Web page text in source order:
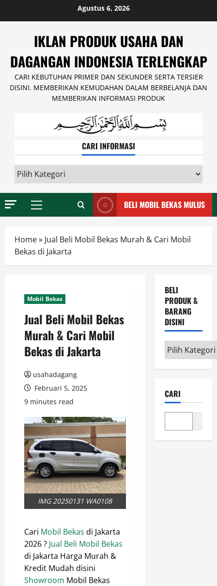
Agustus 6, 2026
IKLAN PRODUK USAHA DAN
DAGANGAN INDONESIA TERLENGKAP
CARI KEBUTUHAN PRIMER DAN SEKUNDER SERTA TERSIER
DISINI. MEMBERIKAN KEMUDAHAN DALAM BERBELANJA DAN
MEMBERIKAN INFORMASI PRODUK
CARI INFORMASI
INFORMASI
Primary
BELI MOBIL BEKAS MULUS
Home» Jual Beli Mobil Bekas Murah & Cari Mobil
Bekas di Jakarta
Mobil Bekas
Jual Beli Mobil Bekas
Murah & Cari Mobil
Bekas di Jakarta
usahadagang
Februari 5, 2025
9 minutes read
IMG 20250131 WA0108
Cari Mobil Bekas di Jakarta
2026 ? Jual Beli Mobil Bekas
di Jakarta Harga Murah &
Kredit Mudah disini
Showroom Mobil Bekas
BELI
PRODUK &
BARANG
DISINI
Beli
Produk
&
disini
CARI